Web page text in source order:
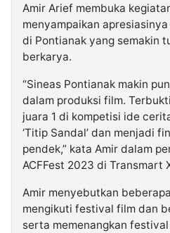
Amir Arief membuka
menyampaikan
di Pontianak yang semakin
berkarya.
“Sineas Pontianak makin
dalam produksi film.
juara 1 di kompetisi ide
‘Titip Sandal’ dan menjadi
pendek,” kata Amir dalam
ACFFest 2023 di Transmart
Amir menyebutkan
mengikuti festival film dan
serta memenangkan